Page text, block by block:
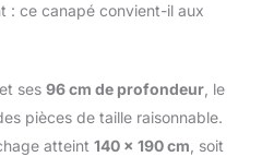
: ce canapé convient-il aux
et ses 96 cm de profondeur , le
pièces de taille raisonnable.
atteint 140 x 190 cm , soit